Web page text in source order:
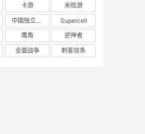
卡游
米哈游
中国独立游戏联盟
Supercell
鹰角
逆神者
全面战争 刺客信条